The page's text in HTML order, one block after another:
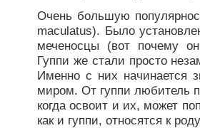
Очень большую
maculatus). Было
меченосцы (вот почему
Гуппи же стали просто
Именно с них начинается
миром. От гуппи любитель
когда освоит и их, может
как и гуппи, относятся к